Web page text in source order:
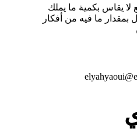
لا يقاس بكمية ما يملك
بمقدار ما فيه من أفكار